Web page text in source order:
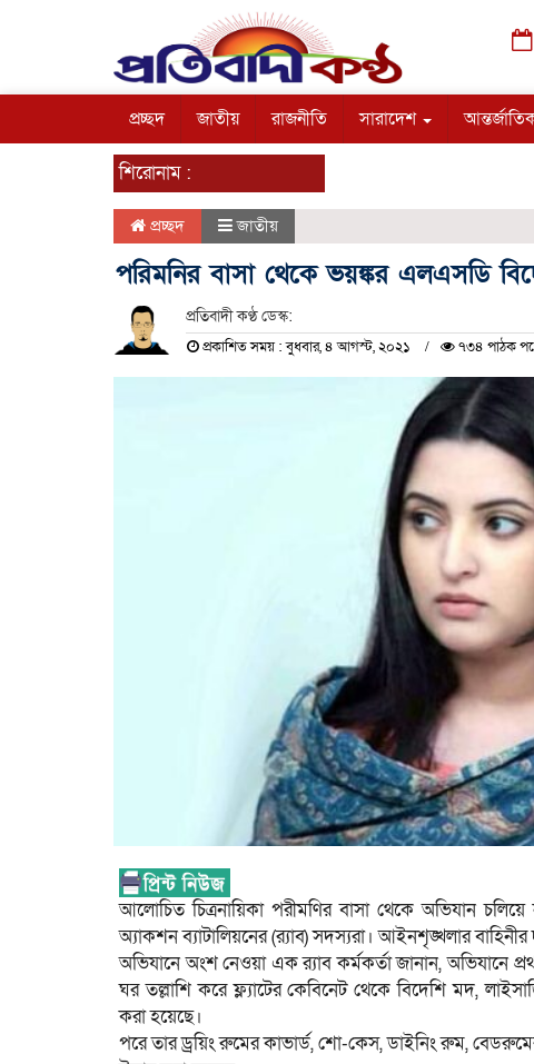
প্রচ্ছদ জাতীয় রাজনীতি সারাদেশ
শিরোনাম :
প্রচ্ছদ জাতীয়
পরিমনির বাসা থেকে ভয়ঙ্কর এলএসডি
প্রতিবাদী কণ্ঠ ডেস্ক:
প্রকাশিত সময় : বুধবার, ৪ আগস্ট, ২০২১ ৭৩৪ পাঠক
আলোচিত চিত্রনায়িকা পরীমণির বাসা থেকে অভিযান
অ্যাকশন ব্যাটালিয়নের (র‌্যাব) সদস্যরা। আইনশৃঙ্খলার বাহিনীর
অভিযানে অংশ নেওয়া এক র‌্যাব কর্মকর্তা জানান, অভিযানে
ঘর তল্লাশি করে ফ্ল্যাটের কেবিনেট থেকে বিদেশি মদ,
করা হয়েছে।
পরে তার ড্রয়িং রুমের কাভার্ড, শো-কেস, ডাইনিং রুম,